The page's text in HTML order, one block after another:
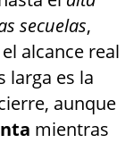
secuelas,
alcance real
larga es la
aunque
mientras